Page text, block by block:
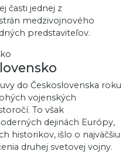
časti jednej z
medzivojnového
predstaviteľov.
do Československa roku
vojenských
To však
dejinách Európy,
historikov, išlo o najväčšiu
druhej svetovej vojny.